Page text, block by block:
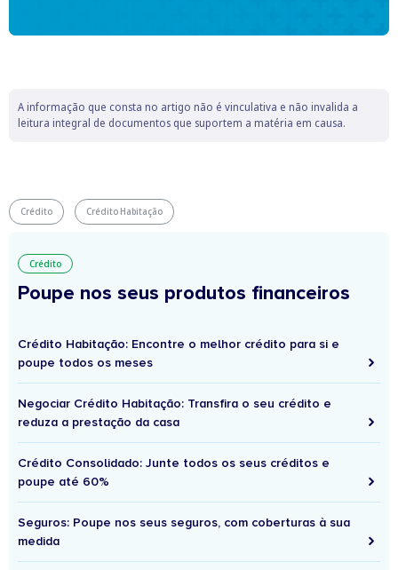
A informação que consta no artigo não é vinculativa e não invalida a
leitura integral de documentos que suportem a matéria em causa.
Crédito Crédito Habitação
Crédito
Poupe nos seus produtos financeiros
Crédito Habitação: Encontre o melhor crédito para si e
poupe todos os meses
Negociar Crédito Habitação: Transfira o seu crédito e
reduza a prestação da casa
Crédito Consolidado: Junte todos os seus créditos e
poupe até 60%
Seguros: Poupe nos seus seguros, com coberturas à sua
medida